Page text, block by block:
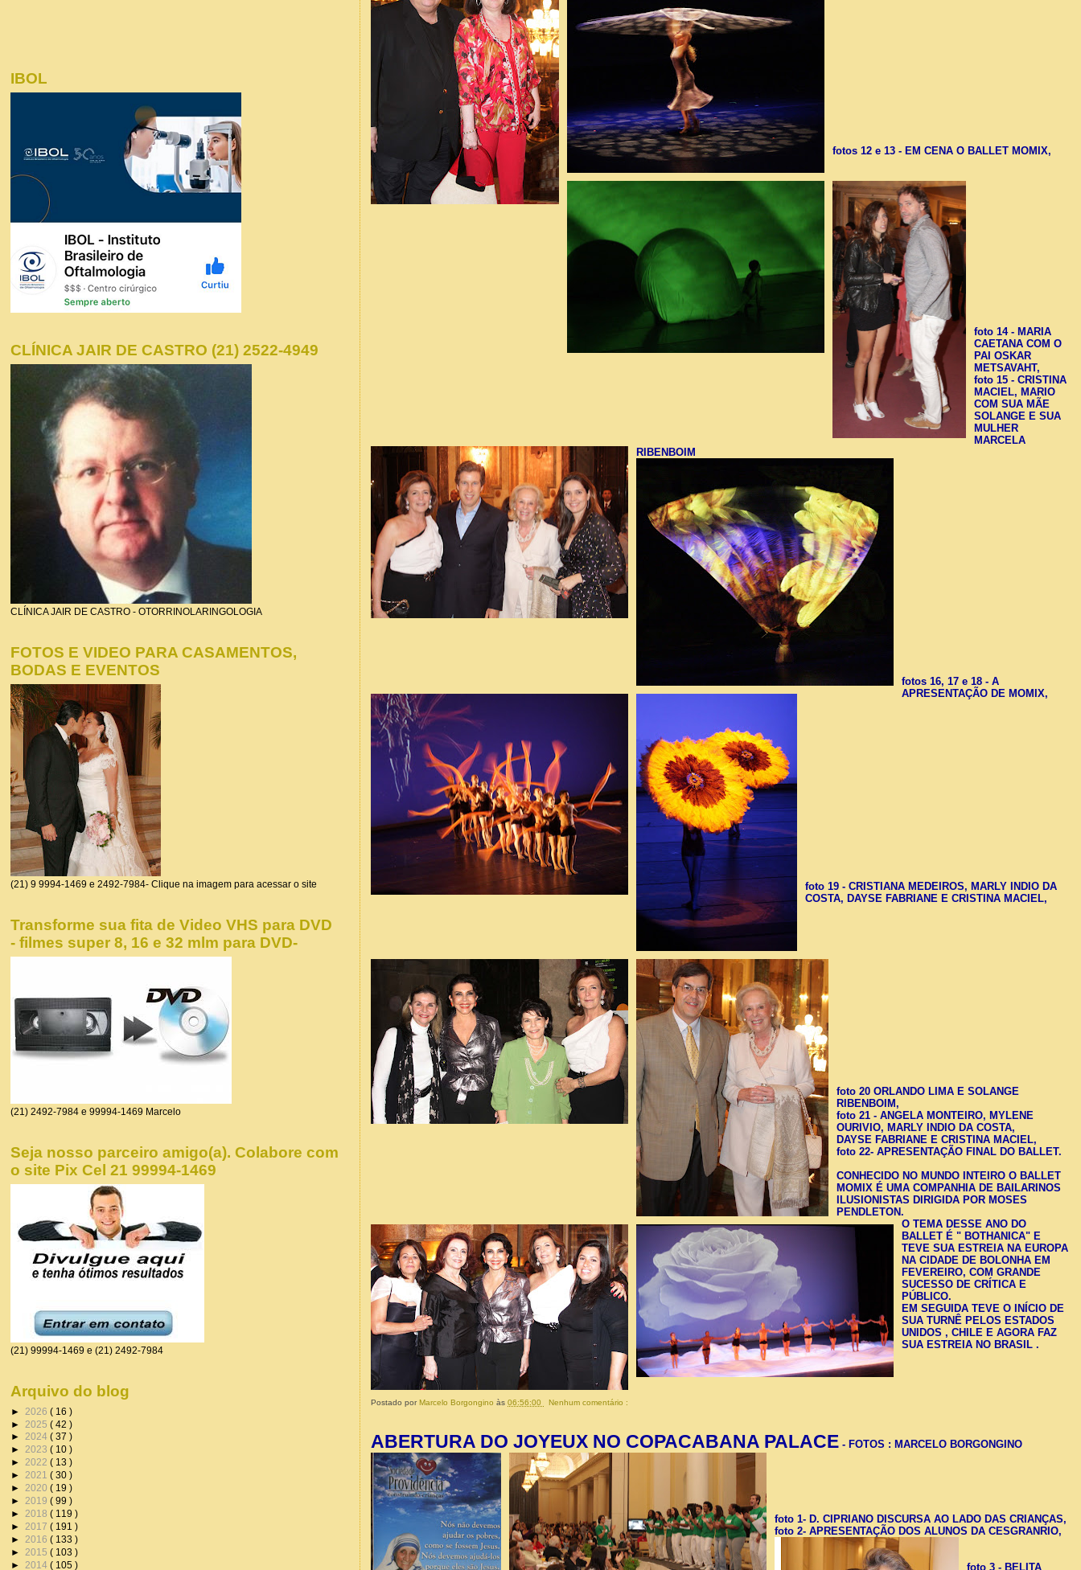
fotos 12 e 13 - EM CENA O BALLET MOMIX,
foto 14 - MARIA
CAETANA COM O
PAI OSKAR
METSAVAHT,
foto 15 - CRISTINA
MACIEL, MARIO
COM SUA MÃE
SOLANGE E SUA
MULHER
MARCELA
RIBENBOIM
fotos 16, 17 e 18 - A
APRESENTAÇÃO DE MOMIX,
foto 19 - CRISTIANA MEDEIROS, MARLY INDIO DA
COSTA, DAYSE FABRIANE E CRISTINA MACIEL,
foto 20 ORLANDO LIMA E SOLANGE
RIBENBOIM,
foto 21 - ANGELA MONTEIRO, MYLENE
OURIVIO, MARLY INDIO DA COSTA,
DAYS E FABRIANE E CRISTINA MACIEL,
foto 22- APRESENTAÇÃO FINAL DO BALLET.
CONHECIDO NO MUNDO INTEIRO O BALLET
MOMIX É UMA COMPANHIA DE BAILARINOS
ILUSIONISTAS DIRIGIDA POR MOSES
PENDLETON.
O TEMA DESSE ANO DO
BALLET É " BOTHANICA" E
TEVE SUA ESTREIA NA EUROPA
NA CIDADE DE BOLONHA EM
FEVEREIRO, COM GRANDE
SUCESSO DE CRÍTICA E
PÚBLICO.
EM SEGUIDA TEVE O INÍCIO DE
SUA TURNÊ PELOS ESTADOS
UNIDOS , CHILE E AGORA FAZ
SUA ESTREIA NO BRASIL .
Postado porMarcelo Borgonginoàs06:56:00 Nenhum comentário :
ABERTURA DO JOYEUX NO COPACABANA PALACE - FOTOS : MARCELO BORGONGINO
foto 1- D. CIPRIANO DISCURSA AO LADO DAS CRIANÇAS,
foto 2- APRESENTAÇÃO DOS ALUNOS DA CESGRANRIO,
foto 3 - BELITA
IBOL
CLÍNICA JAIR DE CASTRO (21) 2522-4949
CLÍNICA JAIR DE CASTRO - OTORRINOLARINGOLOGIA
FOTOS E VIDEO PARA CASAMENTOS,
BODAS E EVENTOS
(21) 9 9994-1469 e 2492-7984- Clique na imagem para acessar o site
Transforme sua fita de Video VHS para DVD
- filmes super 8, 16 e 32 mlm para DVD-
(21) 2492-7984 e 99994-1469 Marcelo
Seja nosso parceiro amigo(a). Colabore com
o site Pix Cel 21 99994-1469
(21) 99994-1469 e (21) 2492-7984
Arquivo do blog
► 2026 ( 16 )
► 2025 ( 42 )
► 2024 ( 37 )
► 2023 ( 10 )
► 2022 ( 13 )
► 2021 ( 30 )
► 2020 ( 19 )
► 2019 ( 99 )
► 2018 ( 119 )
► 2017 ( 191 )
► 2016 ( 133 )
► 2015 ( 103 )
► 2014 ( 105 )